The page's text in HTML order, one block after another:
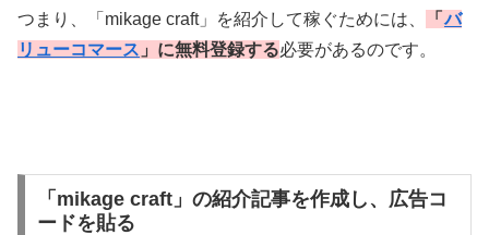
つまり、「mikage craft」を紹介して稼ぐためには、 「 バ
リューコマース 」に無料登録する必要があるのです。
「mikage craft」の紹介記事を作成し、広告コ
ードを貼る